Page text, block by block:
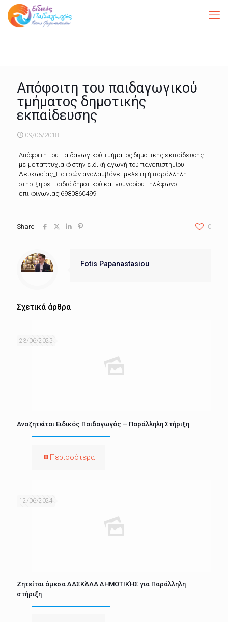
Απόφοιτη του παιδαγωγικού
τμήματος δημοτικής
εκπαίδευσης
09/06/2018
Απόφοιτη του παιδαγωγικού τμήματος δημοτικής εκπαίδευσης
με μεταπτυχιακό στην ειδική αγωγή του πανεπιστημίου
Λευκωσίας_Πατρών αναλαμβάνει μελέτη ή παράλληλη
στήριξη σε παιδιά δημοτικού και γυμνασίου.Τηλέφωνο
επικοινωνίας:6980860499
Share 0
Fotis Papanastasiou
Σχετικά άρθρα
23/06/2025
Αναζητείται Ειδικός Παιδαγωγός – Παράλληλη Στήριξη
Περισσότερα
12/06/2024
Ζητείται άμεσα ΔΑΣΚΆΛΑ ΔΗΜΟΤΙΚΉΣ για Παράλληλη
στήριξη